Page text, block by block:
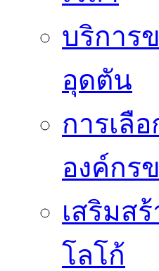
บริการ
อุดตัน
การเลื
องค์กร
เสริมส
โลโก้